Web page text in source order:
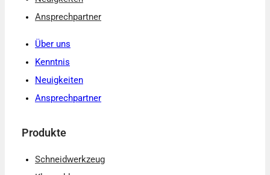
Ansprechpartner
Über uns
Kenntnis
Neuigkeiten
Ansprechpartner
Produkte
Schneidwerkzeug